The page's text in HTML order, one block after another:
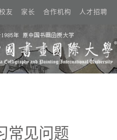
友 家长 合作机构 人才招聘
常见问题